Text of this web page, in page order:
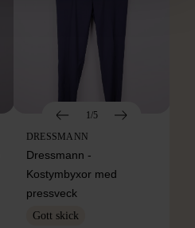
1/5
DRESSMANN
Dressmann -
Kostymbyxor med
pressveck
Gott skick